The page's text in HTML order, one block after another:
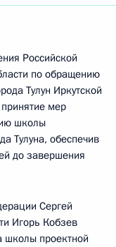
Российской
по обращению
Тулун Иркутской
мер
школы
Тулуна, обеспечив
до завершения
Сергей
Игорь Кобзев
школы проектной